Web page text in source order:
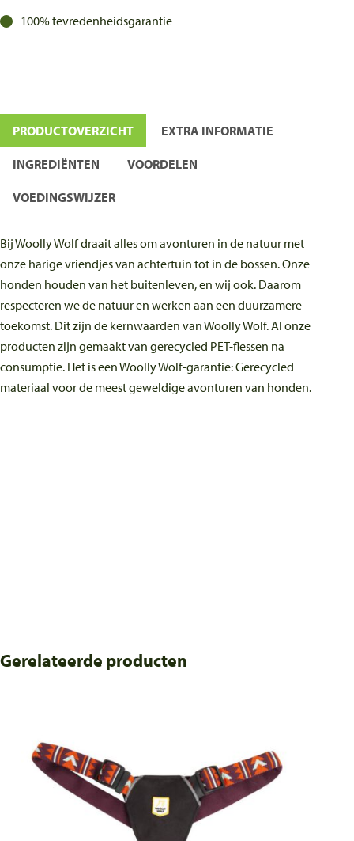
100% tevredenheidsgarantie
PRODUCTOVERZICHT EXTRA INFORMATIE
INGREDIËNTEN VOORDELEN
VOEDINGSWIJZER
Bij Woolly Wolf draait alles om avonturen in de natuur met
onze harige vriendjes van achtertuin tot in de bossen. Onze
honden houden van het buitenleven, en wij ook. Daarom
respecteren we de natuur en werken aan een duurzamere
toekomst. Dit zijn de kernwaarden van Woolly Wolf. Al onze
producten zijn gemaakt van gerecycled PET-flessen na
consumptie. Het is een Woolly Wolf-garantie: Gerecycled
materiaal voor de meest geweldige avonturen van honden.
Gerelateerde producten